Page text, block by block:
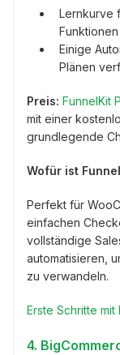
Lernkurve
Funktionen
Einige
Plänen
Preis: FunnelKit
mit einer
grundlegende
Wofür ist
Perfekt für
einfachen
vollständige
automatisieren,
zu verwandeln.
Erste Schritte mit
4.